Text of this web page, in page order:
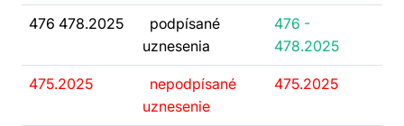
476 478.2025
podpísané
uznesenia
476 -
478.2025
475.2025
nepodpísané
uznesenie
475.2025